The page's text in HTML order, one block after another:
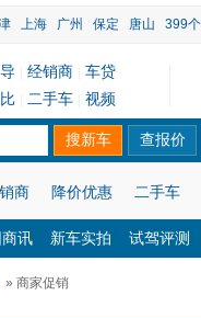
上海 广州 保定 唐山 399
经销商
车贷
二手车 视频
商 降价优惠 二手车
讯 新车实拍 试驾评测
» 商家促销